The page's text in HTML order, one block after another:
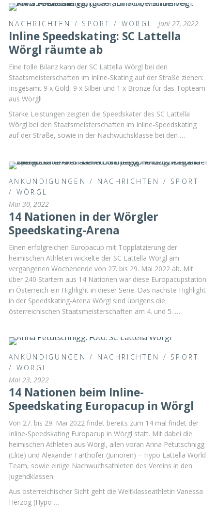
NACHRICHTEN / SPORT / WÖRGL Juni 27, 2022
Inline Speedskating: SC Lattella
Wörgl räumte ab
Eine tolle Bilanz kann der SC Lattella Wörgl bei den
Staatsmeisterschaften im Inline-Skating auf der Straße ziehen:
Insgesamt 9 x Gold, 9 x Silber und 1 x Bronze für das Topteam
aus Wörgl!
Starke Leistungen zeigten die Speedskater des SC Lattella
Wörgl bei den Staatsmeisterschaften im Inline-Speedskating
auf der Straße, sowie in der Nachwuchsklasse bei den …
ANKÜNDIGUNGEN / NACHRICHTEN / SPORT
/ WÖRGL
Mai 30, 2022
14 Nationen in der Wörgler
Speedskating-Arena
Einen erfolgreichen Europacup mit Topplatzierung der
heimischen Athleten wickelte der SC Lattella Wörgl am
vergangenen Wochenende von 27. bis 29. Mai 2022 ab. Mit
über 240 Startern aus 14 Nationen war diese Europacupstation
in Österreich ein Highlight in dieser Serie. Das nächste Highlight
in der Speedskating-Arena Wörgl sind übrigens die
österreichischen Staatsmeisterschaften am 4. und 5. …
ANKÜNDIGUNGEN / NACHRICHTEN / SPORT
/ WÖRGL
Mai 23, 2022
14 Nationen beim Inline-
Speedskating Europacup in Wörgl
Von 27. bis 29. Mai 2022 findet bereits zum 14 mal findet der
Inline-Speedskating Europacup in Wörgl statt. Mit dabei die
heimischen Athleten aus Wörgl, allen voran Anna Petutschnigg
(Elite) und Alexander Farthofer (Junioren) – Hypo Lattella World
Team, sowie einige Nachwuchsathleten des Vereins in den
Jugendklassen.
Aus österreichischer Sicht geht die Weltklasseathletin Vanessa
Herzog (Hypo …